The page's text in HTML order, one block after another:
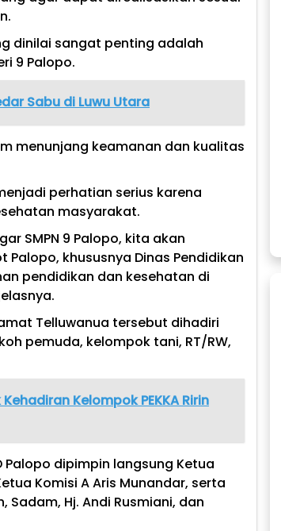
dinilai sangat penting adalah
9 Palopo.
Sabu di Luwu Utara
menunjang keamanan dan kualitas
perhatian serius karena
masyarakat.
SMPN 9 Palopo, kita akan
khususnya Dinas Pendidikan
pendidikan dan kesehatan di
Telluwanua tersebut dihadiri
pemuda, kelompok tani, RT/RW,
Kelompok PEKKA Ririn
dipimpin langsung Ketua
Komisi A Aris Munandar, serta
Sadam, Hj. Andi Rusmiani, dan